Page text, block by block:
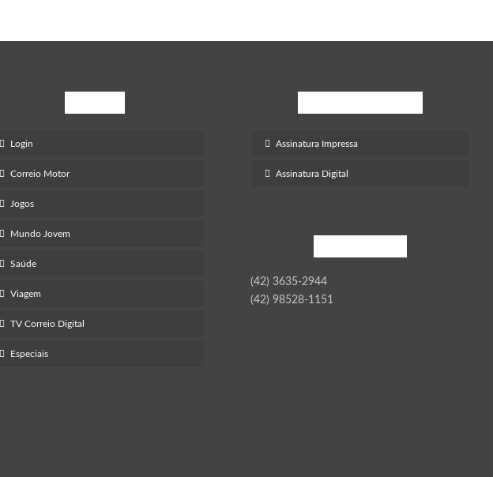
Login
Correio Motor
Jogos
Mundo Jovem
Saúde
Viagem
TV Correio Digital
Especiais
Assinatura Impressa
Assinatura Digital
(42) 3635-2944
(42) 98528-1151